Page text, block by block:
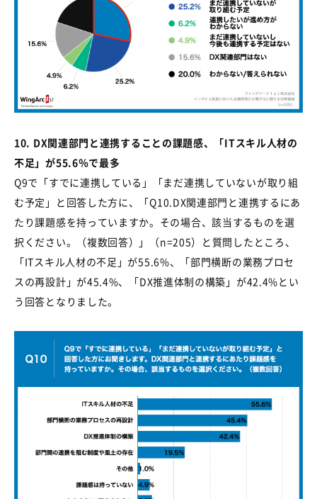
10. DX関連部門と連携することの課題感、「ITスキル人材の
不足」が55.6％で最多
Q9で「すでに連携している」「まだ連携していないが取り組
む予定」と回答した方に、「Q10.DX関連部門と連携するにあ
たり課題感を持っていますか。その場合、該当するものを選
択ください。（複数回答）」（n=205）と質問したところ、
「ITスキル人材の不足」が55.6%、「部門横断の業務プロセ
スの再設計」が45.4%、「DX推進体制の構築」が42.4%とい
う回答となりました。